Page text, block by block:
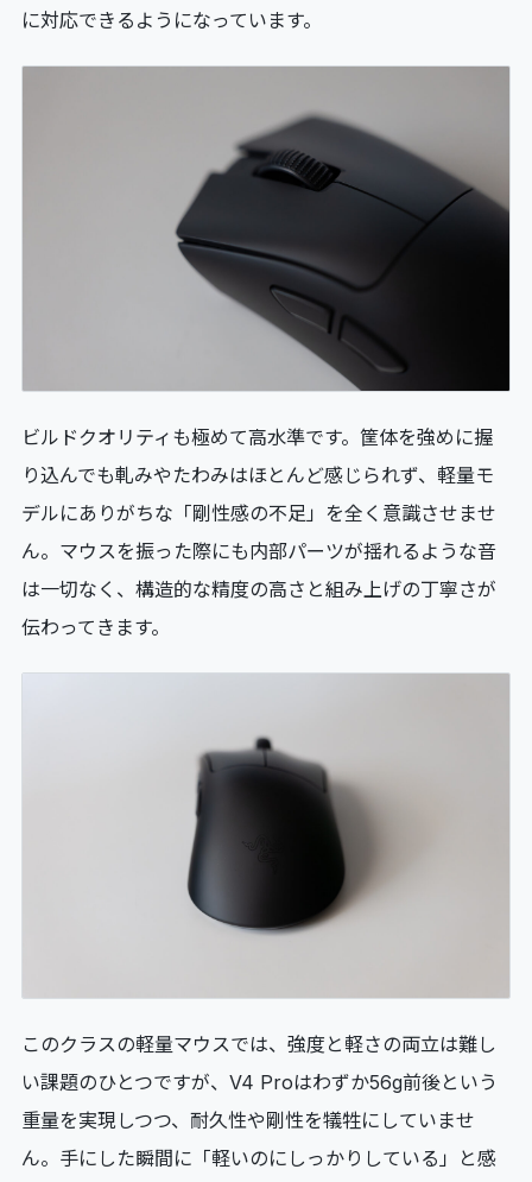
に対応できるようになっています。
ビルドクオリティも極めて高水準です。筐体を強めに握
り込んでも軋みやたわみはほとんど感じられず、軽量モ
デルにありがちな「剛性感の不足」を全く意識させませ
ん。マウスを振った際にも内部パーツが揺れるような音
は一切なく、構造的な精度の高さと組み上げの丁寧さが
伝わってきます。
このクラスの軽量マウスでは、強度と軽さの両立は難し
い課題のひとつですが、V4 Proはわずか56g前後という
重量を実現しつつ、耐久性や剛性を犠牲にしていませ
ん。手にした瞬間に「軽いのにしっかりしている」と感